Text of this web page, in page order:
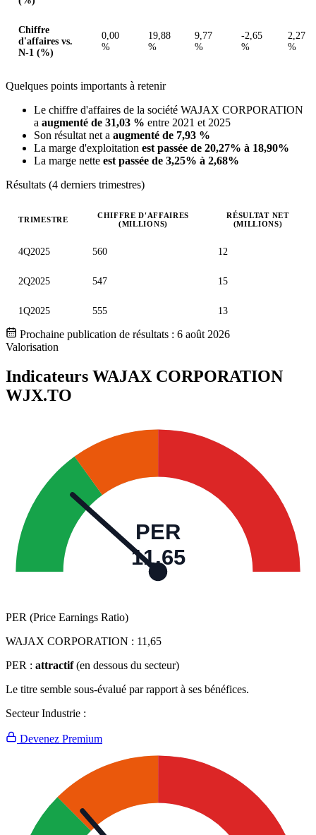
Chiffre
d'affaires vs.
N-1 (%)
0,00
%
19,88
%
9,77
%
-2,65
%
2,27
%
Quelques points importants à retenir
Le chiffre d'affaires de la société WAJAX CORPORATION
a augmenté de 31,03 % entre 2021 et 2025
Son résultat net a augmenté de 7,93 %
La marge d'exploitation est passée de 20,27% à 18,90%
La marge nette est passée de 3,25% à 2,68%
Résultats (4 derniers trimestres)
TRIMESTRE
CHIFFRE D'AFFAIRES
(MILLIONS)
RÉSULTAT NET
(MILLIONS)
4Q2025 560 12
2Q2025 547 15
1Q2025 555 13
Prochaine publication de résultats : 6 août 2026
Valorisation
Indicateurs WAJAX CORPORATION
WJX.TO
PER
11,65
PER (Price Earnings Ratio)
WAJAX CORPORATION : 11,65
PER : attractif (en dessous du secteur)
Le titre semble sous-évalué par rapport à ses bénéfices.
Secteur Industrie :
Devenez Premium